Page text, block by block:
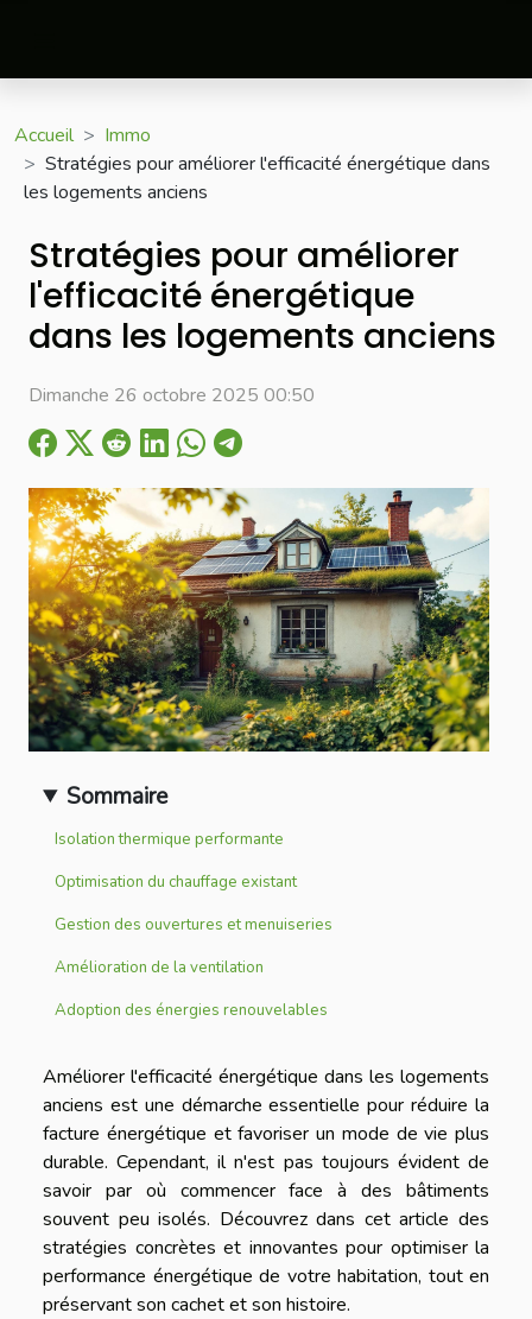
Accueil
Immo
Stratégies pour améliorer l'efficacité énergétique dans
les logements anciens
Stratégies pour améliorer
l'efficacité énergétique
dans les logements anciens
Dimanche 26 octobre 2025 00:50
Sommaire
Isolation thermique performante
Optimisation du chauffage existant
Gestion des ouvertures et menuiseries
Amélioration de la ventilation
Adoption des énergies renouvelables
Améliorer l'efficacité énergétique dans les logements
anciens est une démarche essentielle pour réduire la
facture énergétique et favoriser un mode de vie plus
durable. Cependant, il n'est pas toujours évident de
savoir par où commencer face à des bâtiments
souvent peu isolés. Découvrez dans cet article des
stratégies concrètes et innovantes pour optimiser la
performance énergétique de votre habitation, tout en
préservant son cachet et son histoire.